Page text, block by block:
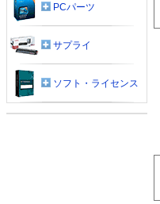
PCパーツ
サプライ
ソフト・ライセンス